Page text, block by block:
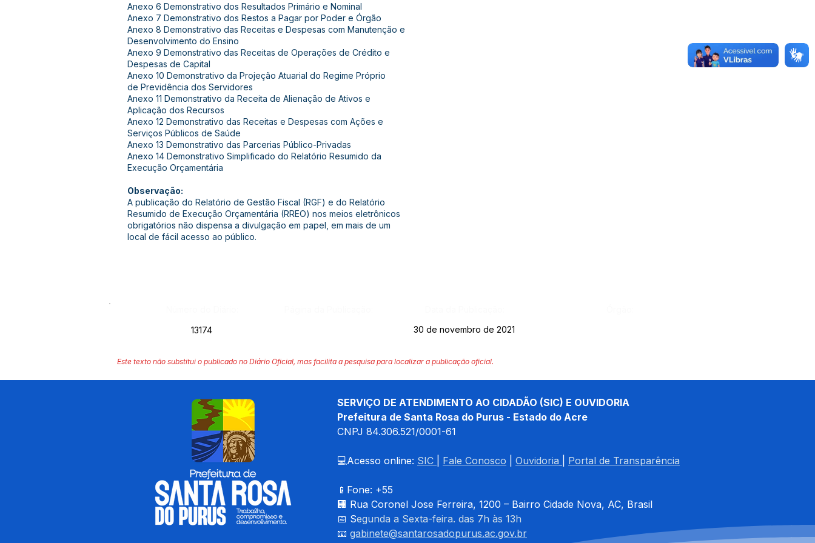
Anexo 6 Demonstrativo dos Resultados Primário e Nominal
Anexo 7 Demonstrativo dos Restos a Pagar por Poder e Órgão
Anexo 8 Demonstrativo das Receitas e Despesas com Manutenção e
Desenvolvimento do Ensino
Anexo 9 Demonstrativo das Receitas de Operações de Crédito e
Despesas de Capital
Anexo 10 Demonstrativo da Projeção Atuarial do Regime Próprio
de Previdência dos Servidores
Anexo 11 Demonstrativo da Receita de Alienação de Ativos e
Aplicação dos Recursos
Anexo 12 Demonstrativo das Receitas e Despesas com Ações e
Serviços Públicos de Saúde
Anexo 13 Demonstrativo das Parcerias Público-Privadas
Anexo 14 Demonstrativo Simplificado do Relatório Resumido da
Execução Orçamentária
Observação:
A publicação do Relatório de Gestão Fiscal (RGF) e do Relatório
Resumido de Execução Orçamentária (RREO) nos meios eletrônicos
obrigatórios não dispensa a divulgação em papel, em mais de um
local de fácil acesso ao público.
13174
30 de novembro de 2021
Este texto não substitui o publicado no Diário Oficial, mas facilita a pesquisa para localizar a publicação oficial.
SERVIÇO DE ATENDIMENTO AO CIDADÃO (SIC) E OUVIDORIA
Prefeitura de Santa Rosa do Purus - Estado do Acre
CNPJ 84.306.521/0001-61
💻Acesso online: SIC Fale Conosco Ouvidoria Portal de Transparência
📱Fone: +55
🏢 Rua Coronel Jose Ferreira, 1200 – Bairro Cidade Nova, AC, Brasil
📅 Segunda a Sexta-feira. das 7h às 13h
📧 gabinete@santarosadopurus.ac.gov.br